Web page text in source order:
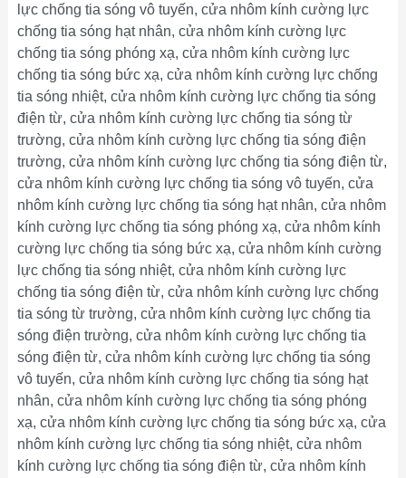
lực chống tia sóng vô tuyến, cửa nhôm kính cường lực
chống tia sóng hạt nhân, cửa nhôm kính cường lực
chống tia sóng phóng xạ, cửa nhôm kính cường lực
chống tia sóng bức xạ, cửa nhôm kính cường lực chống
tia sóng nhiệt, cửa nhôm kính cường lực chống tia sóng
điện từ, cửa nhôm kính cường lực chống tia sóng từ
trường, cửa nhôm kính cường lực chống tia sóng điện
trường, cửa nhôm kính cường lực chống tia sóng điện từ,
cửa nhôm kính cường lực chống tia sóng vô tuyến, cửa
nhôm kính cường lực chống tia sóng hạt nhân, cửa nhôm
kính cường lực chống tia sóng phóng xạ, cửa nhôm kính
cường lực chống tia sóng bức xạ, cửa nhôm kính cường
lực chống tia sóng nhiệt, cửa nhôm kính cường lực
chống tia sóng điện từ, cửa nhôm kính cường lực chống
tia sóng từ trường, cửa nhôm kính cường lực chống tia
sóng điện trường, cửa nhôm kính cường lực chống tia
sóng điện từ, cửa nhôm kính cường lực chống tia sóng
vô tuyến, cửa nhôm kính cường lực chống tia sóng hạt
nhân, cửa nhôm kính cường lực chống tia sóng phóng
xạ, cửa nhôm kính cường lực chống tia sóng bức xạ, cửa
nhôm kính cường lực chống tia sóng nhiệt, cửa nhôm
kính cường lực chống tia sóng điện từ, cửa nhôm kính